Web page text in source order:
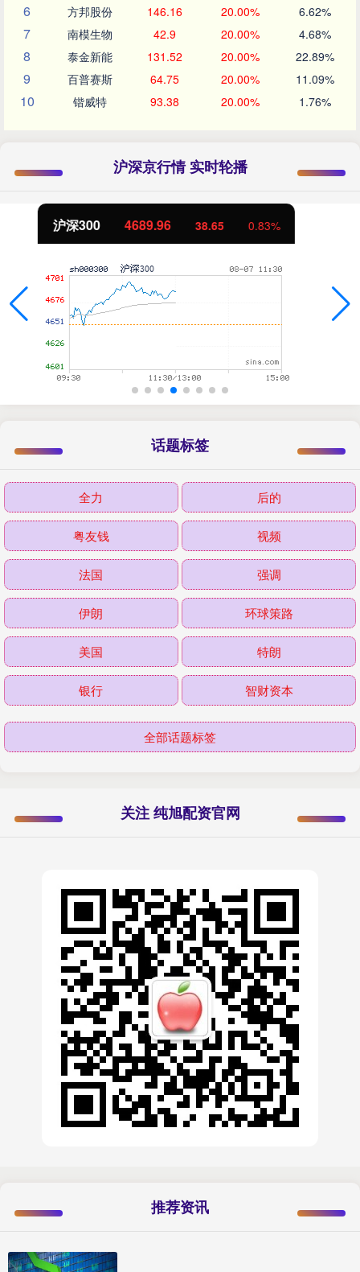
6 方邦股份 146.16 20.00% 6.62%
7 南模生物 42.9 20.00% 4.68%
8 泰金新能 131.52 20.00% 22.89%
9 百普赛斯 64.75 20.00% 11.09%
10 锴威特 93.38 20.00% 1.76%
沪深京行情 实时轮播
北证50 1129.72 6.84 0.61%
话题标签
全力 后的
粤友钱 视频
法国 强调
伊朗 环球策路
美国 特朗
银行 智财资本
全部话题标签
关注 纯旭配资官网
推荐资讯